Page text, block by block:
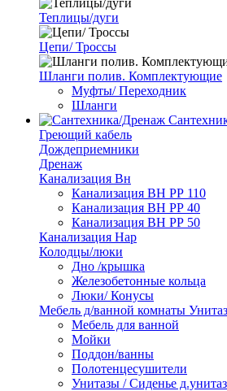
Теплицы/дуги
Цепи/ Троссы
Шланги полив. Комплектующие
Муфты/ Переходник
Шланги
Греющий кабель
Дождеприемники
Дренаж
Канализация Вн
Канализация ВН РР 110
Канализация ВН РР 40
Канализация ВН РР 50
Канализация Нар
Колодцы/люки
Дно /крышка
Железобетонные кольца
Люки/ Конусы
Мебель д/ванной комнаты
Мебель для ванной
Мойки
Поддон/ванны
Полотенцесушители
Унитазы / Сиденье